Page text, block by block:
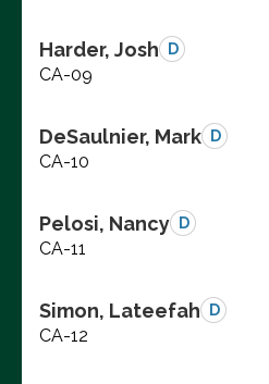
Harder, Josh D
CA-09
DeSaulnier, Mark D
CA-10
Pelosi, Nancy D
CA-11
Simon, Lateefah D
CA-12